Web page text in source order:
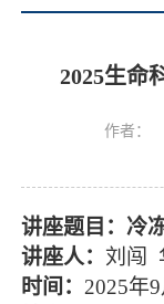
2025生命
作者：
讲座题目：冷
讲座人： 刘闯
时间：2025年9